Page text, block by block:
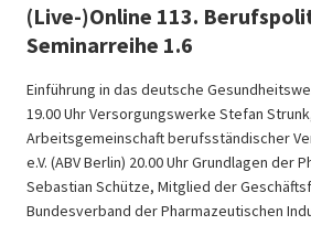
(Live-)Online 113.
Seminarreihe 1.6
Einführung in das deutsche
19.00 Uhr Versorgungswerke Stefan
Arbeitsgemeinschaft berufsständischer
e.V. (ABV Berlin) 20.00 Uhr Grundlagen der
Sebastian Schütze, Mitglied der
Bundesverband der Pharmazeutischen